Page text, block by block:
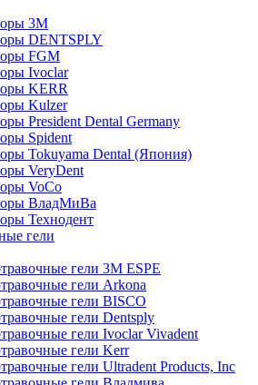
3М
DENTSPLY
FGM
Ivoclar
KERR
Kulzer
President Dental Germany
Spident
Tokuyama Dental (Япония)
VeryDent
VoCo
ВладМиВа
Технодент
гели
гели 3М ESPE
гели Arkona
гели BISCO
гели Dentsply
гели Ivoclar Vivadent
гели Kerr
гели Ultradent Products, Inc